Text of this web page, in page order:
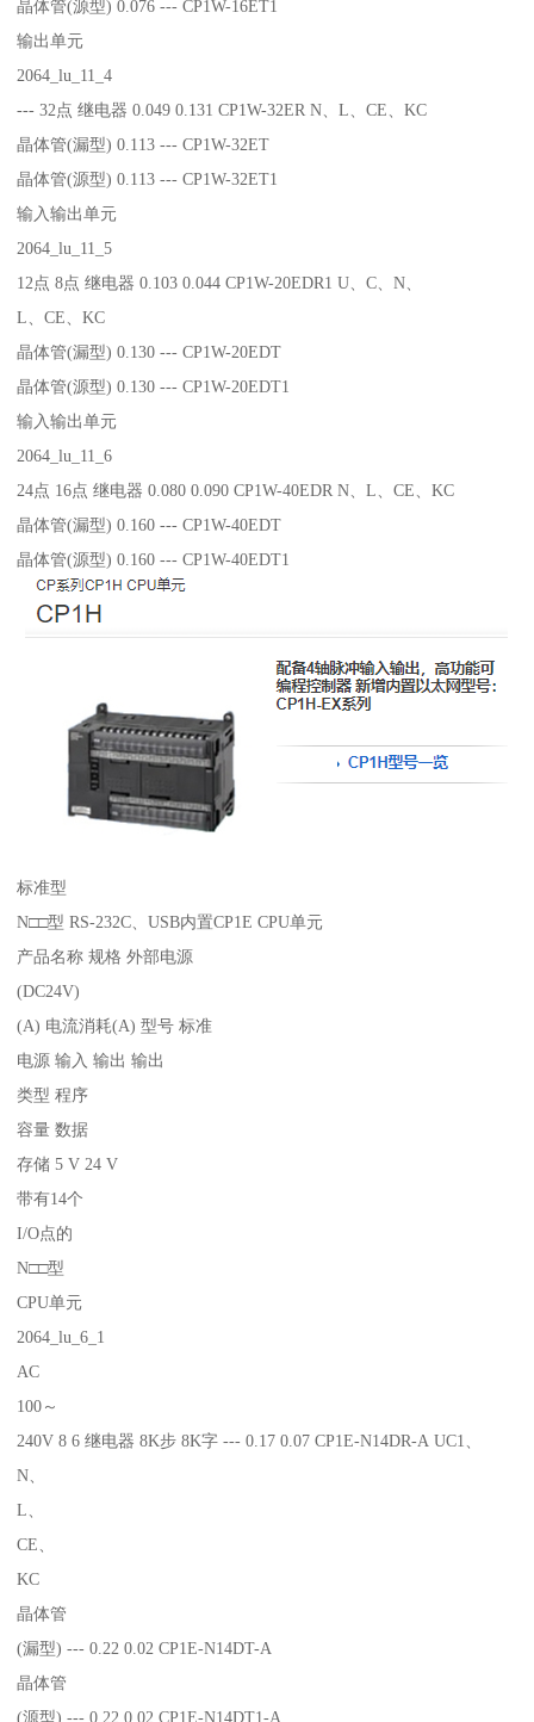
晶体管(源型) 0.076 --- CP1W-16ET1
输出单元
2064_lu_11_4
--- 32点 继电器 0.049 0.131 CP1W-32ER N、L、CE、KC
晶体管(漏型) 0.113 --- CP1W-32ET
晶体管(源型) 0.113 --- CP1W-32ET1
输入输出单元
2064_lu_11_5
12点 8点 继电器 0.103 0.044 CP1W-20EDR1 U、C、N、
L、CE、KC
晶体管(漏型) 0.130 --- CP1W-20EDT
晶体管(源型) 0.130 --- CP1W-20EDT1
输入输出单元
2064_lu_11_6
24点 16点 继电器 0.080 0.090 CP1W-40EDR N、L、CE、KC
晶体管(漏型) 0.160 --- CP1W-40EDT
晶体管(源型) 0.160 --- CP1W-40EDT1
标准型
N□□型 RS-232C、USB内置CP1E CPU单元
产品名称 规格 外部电源
(DC24V)
(A) 电流消耗(A) 型号 标准
电源 输入 输出 输出
类型 程序
容量 数据
存储 5 V 24 V
带有14个
I/O点的
N□□型
CPU单元
2064_lu_6_1
AC
100～
240V 8 6 继电器 8K步 8K字 --- 0.17 0.07 CP1E-N14DR-A UC1、
N、
L、
CE、
KC
晶体管
(漏型) --- 0.22 0.02 CP1E-N14DT-A
晶体管
(源型) --- 0.22 0.02 CP1E-N14DT1-A